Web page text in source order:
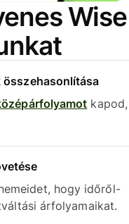
Wise
kapod,
hogy időről-
árfolyamaikat.